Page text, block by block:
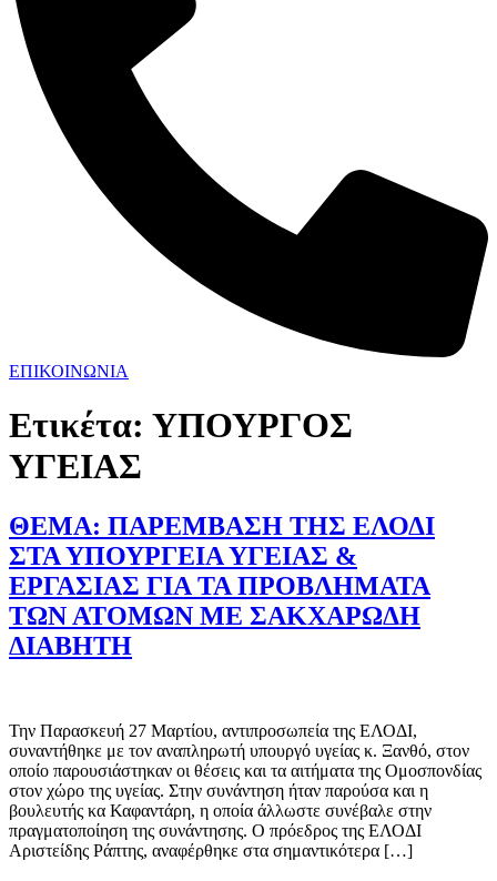
ΕΠΙΚΟΙΝΩΝΙΑ
Ετικέτα: ΥΠΟΥΡΓΟΣ
ΥΓΕΙΑΣ
ΘΕΜΑ: ΠΑΡΕΜΒΑΣΗ ΤΗΣ ΕΛΟΔΙ
ΣΤΑ ΥΠΟΥΡΓΕΙΑ ΥΓΕΙΑΣ &
ΕΡΓΑΣΙΑΣ ΓΙΑ ΤΑ ΠΡΟΒΛΗΜΑΤΑ
ΤΩΝ ΑΤΟΜΩΝ ΜΕ ΣΑΚΧΑΡΩΔΗ
ΔΙΑΒΗΤΗ
Την Παρασκευή 27 Μαρτίου, αντιπροσωπεία της ΕΛΟΔΙ,
συναντήθηκε με τον αναπληρωτή υπουργό υγείας κ. Ξανθό, στον
οποίο παρουσιάστηκαν οι θέσεις και τα αιτήματα της Ομοσπονδίας
στον χώρο της υγείας. Στην συνάντηση ήταν παρούσα και η
βουλευτής κα Καφαντάρη, η οποία άλλωστε συνέβαλε στην
πραγματοποίηση της συνάντησης. Ο πρόεδρος της ΕΛΟΔΙ
Αριστείδης Ράπτης, αναφέρθηκε στα σημαντικότερα […]